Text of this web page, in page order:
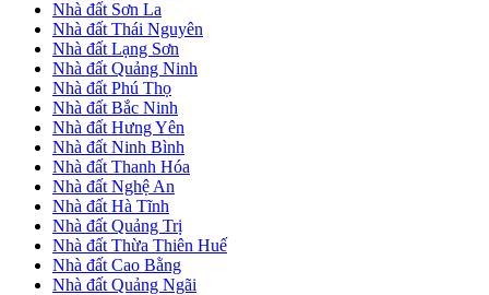
Nhà đất Sơn La
Nhà đất Thái Nguyên
Nhà đất Lạng Sơn
Nhà đất Quảng Ninh
Nhà đất Phú Thọ
Nhà đất Bắc Ninh
Nhà đất Hưng Yên
Nhà đất Ninh Bình
Nhà đất Thanh Hóa
Nhà đất Nghệ An
Nhà đất Hà Tĩnh
Nhà đất Quảng Trị
Nhà đất Thừa Thiên Huế
Nhà đất Cao Bằng
Nhà đất Quảng Ngãi